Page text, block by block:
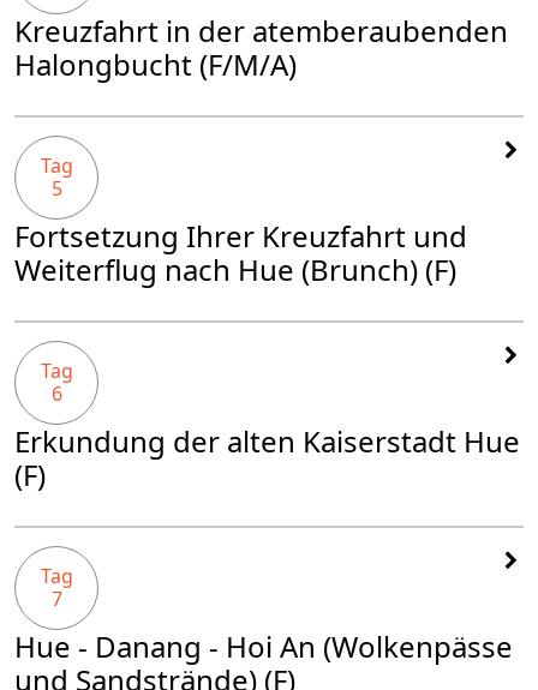
Kreuzfahrt in der atemberaubenden
Halongbucht (F/M/A)
Tag
5
Fortsetzung Ihrer Kreuzfahrt und
Weiterflug nach Hue (Brunch) (F)
Tag
6
Erkundung der alten Kaiserstadt Hue
(F)
Tag
7
Hue - Danang - Hoi An (Wolkenpässe
und Sandstrände) (F)